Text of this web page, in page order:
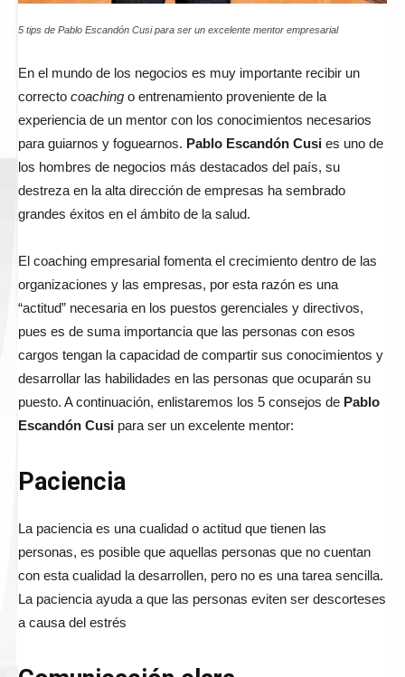
5 tips de Pablo Escandón Cusi para ser un excelente mentor empresarial
En el mundo de los negocios es muy importante recibir un
correcto coaching o entrenamiento proveniente de la
experiencia de un mentor con los conocimientos necesarios
para guiarnos y foguearnos. Pablo Escandón Cusi es uno de
los hombres de negocios más destacados del país, su
destreza en la alta dirección de empresas ha sembrado
grandes éxitos en el ámbito de la salud.
El coaching empresarial fomenta el crecimiento dentro de las
organizaciones y las empresas, por esta razón es una
“actitud” necesaria en los puestos gerenciales y directivos,
pues es de suma importancia que las personas con esos
cargos tengan la capacidad de compartir sus conocimientos y
desarrollar las habilidades en las personas que ocuparán su
puesto. A continuación, enlistaremos los 5 consejos de Pablo
Escandón Cusi para ser un excelente mentor:
Paciencia
La paciencia es una cualidad o actitud que tienen las
personas, es posible que aquellas personas que no cuentan
con esta cualidad la desarrollen, pero no es una tarea sencilla.
La paciencia ayuda a que las personas eviten ser descorteses
a causa del estrés